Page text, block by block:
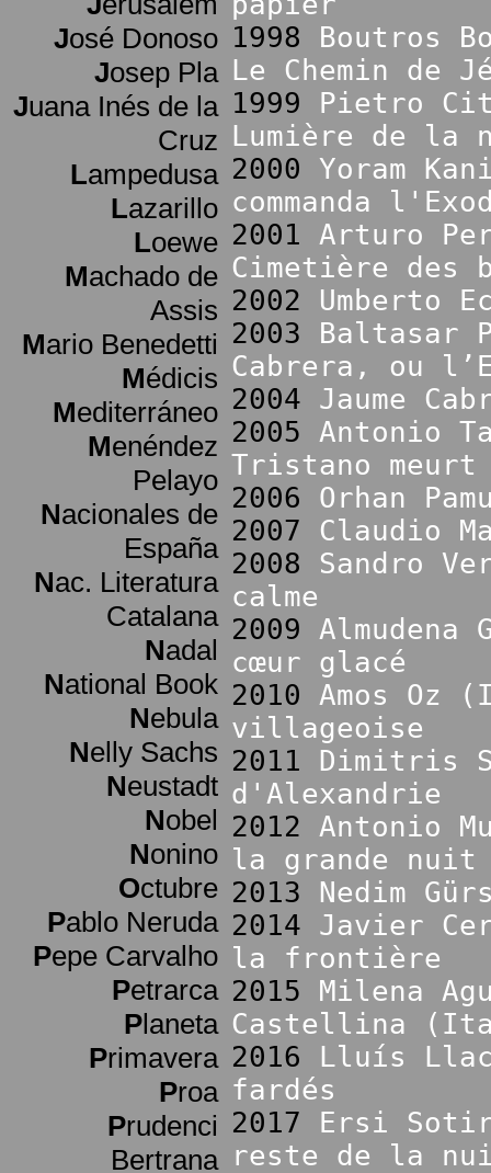
José Donoso
Josep Pla
Juana Inés de la
Cruz
Lampedusa
Lazarillo
Loewe
Machado de
Assis
Mario Benedetti
Médicis
Mediterráneo
Menéndez
Pelayo
Nacionales de
España
Nac. Literatura
Catalana
Nadal
National Book
Nebula
Nelly Sachs
Neustadt
Nobel
Nonino
Octubre
Pablo Neruda
Pepe Carvalho
Petrarca
Planeta
Primavera
Proa
Prudenci
Bertrana
1998 Boutros
Le Chemin de
1999 Pietro
Lumière de la
2000 Yoram
commanda
2001 Arturo
Cimetière des
2002 Umberto
2003 Baltasar
Cabrera, ou
2004 Jaume
2005 Antonio
Tristano meurt
2006 Orhan
2007 Claudio
2008 Sandro
calme
2009 Almudena
cœur glacé
2010 Amos Oz
villageoise
2011 Dimitris
d'Alexandrie
2012 Antonio
la grande nuit
2013 Nedim
2014 Javier
la frontière
2015 Milena
Castellina
2016 Lluís
fardés
2017 Ersi
reste de la